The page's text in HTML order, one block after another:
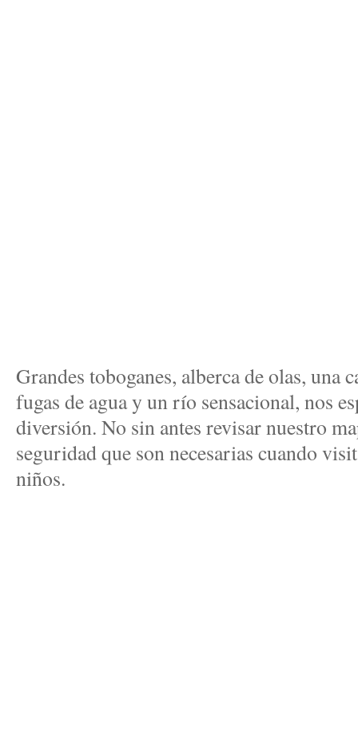
Grandes toboganes, alberca de olas, una
fugas de agua y un río sensacional, nos
diversión. No sin antes revisar nuestro
seguridad que son necesarias cuando
niños.